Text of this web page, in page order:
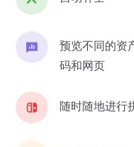
预览不同的资
码和网页
随时随地进行